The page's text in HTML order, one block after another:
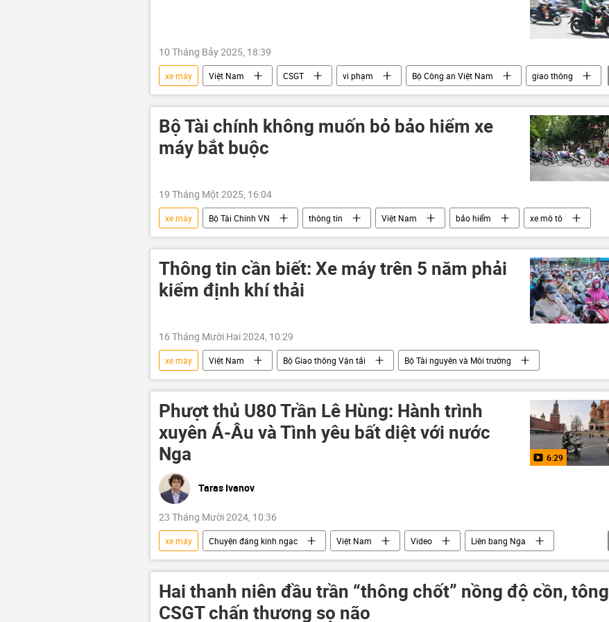
10 Tháng Bảy 2025, 18:39
xe máy Việt Nam CSGT vi phạm Bộ Công an Việt Nam
giao thông
AI
Pháp luật
Bộ Tài chính không muốn bỏ bảo hiểm xe
máy bắt buộc
19 Tháng Một 2025, 16:04
xe máy Bộ Tài Chính VN thông tin Việt Nam bảo hiểm xe mô tô
Thông tin cần biết: Xe máy trên 5 năm phải
kiểm định khí thải
16 Tháng Mười Hai 2024, 10:29
xe máy Việt Nam Bộ Giao thông Vận tải Bộ Tài nguyên và Môi trường
Phượt thủ U80 Trần Lê Hùng: Hành trình
xuyên Á-Âu và Tình yêu bất diệt với nước
Nga
6:29
Taras Ivanov
23 Tháng Mười 2024, 10:36
xe máy Chuyện đáng kinh ngạc Việt Nam Video
Liên bang Nga
Trung Quốc
Tây Tạng Gruzia sinh viên Liên Xô
kỷ niệm
Du lịch
Quan điểm-Ý kiến Tác giả
Hai thanh niên đầu trần “thông chốt” nồng độ cồn, tông
CSGT chấn thương sọ não